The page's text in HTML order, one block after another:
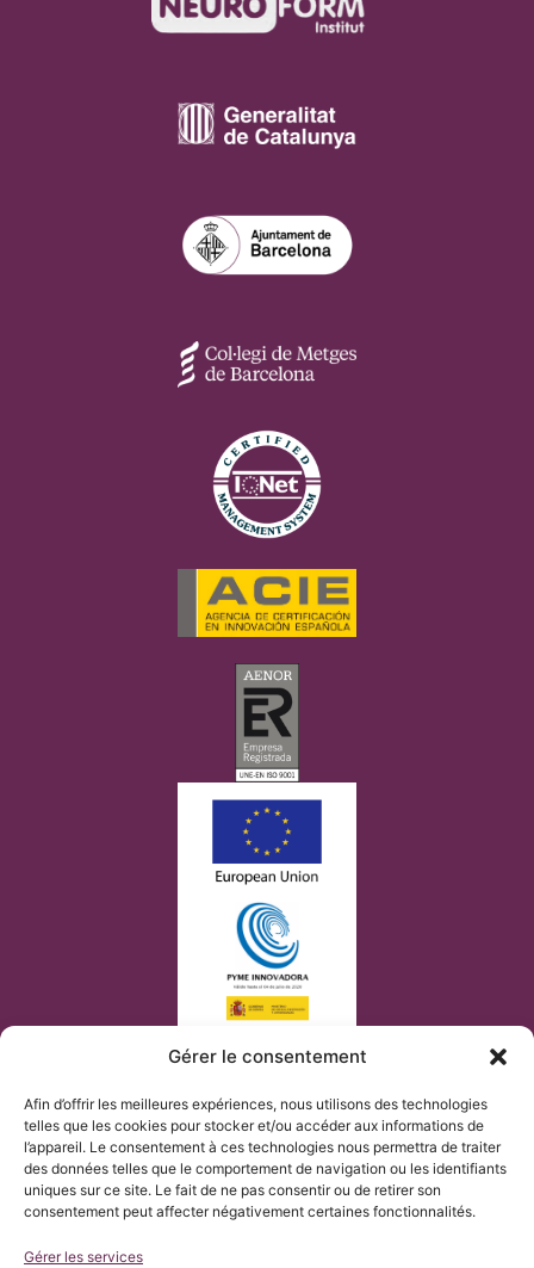
Gérer le consentement
Afin d’offrir les meilleures expériences, nous utilisons des technologies
telles que les cookies pour stocker et/ou accéder aux informations de
l’appareil. Le consentement à ces technologies nous permettra de traiter
des données telles que le comportement de navigation ou les identifiants
uniques sur ce site. Le fait de ne pas consentir ou de retirer son
consentement peut affecter négativement certaines fonctionnalités.
Gérer les services